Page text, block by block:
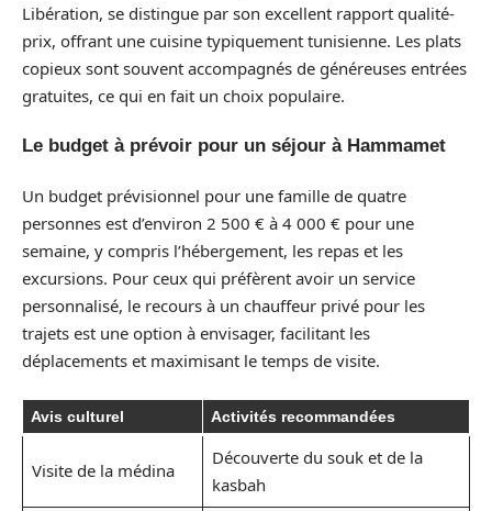
Libération, se distingue par son excellent rapport qualité-
prix, offrant une cuisine typiquement tunisienne. Les plats
copieux sont souvent accompagnés de généreuses entrées
gratuites, ce qui en fait un choix populaire.
Le budget à prévoir pour un séjour à Hammamet
Un budget prévisionnel pour une famille de quatre
personnes est d’environ 2 500 € à 4 000 € pour une
semaine, y compris l’hébergement, les repas et les
excursions. Pour ceux qui préfèrent avoir un service
personnalisé, le recours à un chauffeur privé pour les
trajets est une option à envisager, facilitant les
déplacements et maximisant le temps de visite.
Avis culturel Activités recommandées
Visite de la médina
Découverte du souk et de la
kasbah